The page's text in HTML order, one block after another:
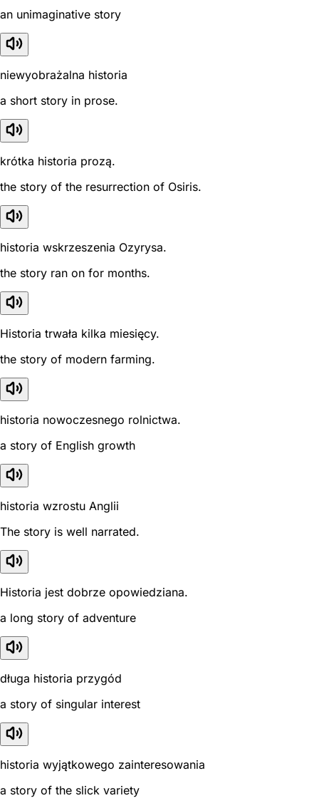
an unimaginative story
niewyobrażalna historia
a short story in prose.
krótka historia prozą.
the story of the resurrection of Osiris.
historia wskrzeszenia Ozyrysa.
the story ran on for months.
Historia trwała kilka miesięcy.
the story of modern farming.
historia nowoczesnego rolnictwa.
a story of English growth
historia wzrostu Anglii
The story is well narrated.
Historia jest dobrze opowiedziana.
a long story of adventure
długa historia przygód
a story of singular interest
historia wyjątkowego zainteresowania
a story of the slick variety